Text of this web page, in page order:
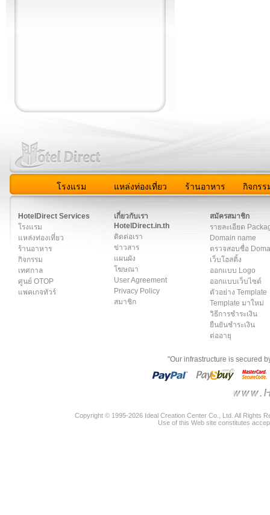
โรงแรม แหล่งท่องเที่ยว ร้านอาหาร กิจกรร
HotelDirect Services
โรงแรม
แหล่งท่องเที่ยว
ร้านอาหาร
กิจกรรม
เทศกาล
ศูนย์ OTOP
แพคเกจทัวร์
เกี่ยวกับเรา
HotelDirect.in.th
ติดต่อเรา
ข่าวสาร
แผนผัง
โฆษณา
User Agreement
Privacy Policy
สมาชิก
สมัครสมาชิก
รายละเอียด
Domain name
ตรวจสอบชื่อ
เว็บโฮสติ้ง
ออกแบบ Logo
ออกแบบเว็บไซต์
ตัวอย่าง Template
Template มาใหม่
วิธีการชำระเงิน
ยืนยันชำระเงิน
ต่ออายุ
"Our infrastructure is secured
Copyright © 1995-2026 Ideal Creation Center Co., Ltd. All Rights
Use of this Web site constitutes